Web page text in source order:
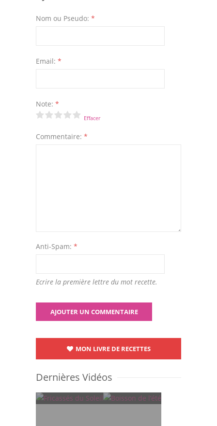
Nom ou Pseudo: *
Email: *
Note: *
Effacer
Commentaire: *
Anti-Spam: *
Ecrire la première lettre du mot recette.
MON LIVRE DE RECETTES
Dernières Vidéos